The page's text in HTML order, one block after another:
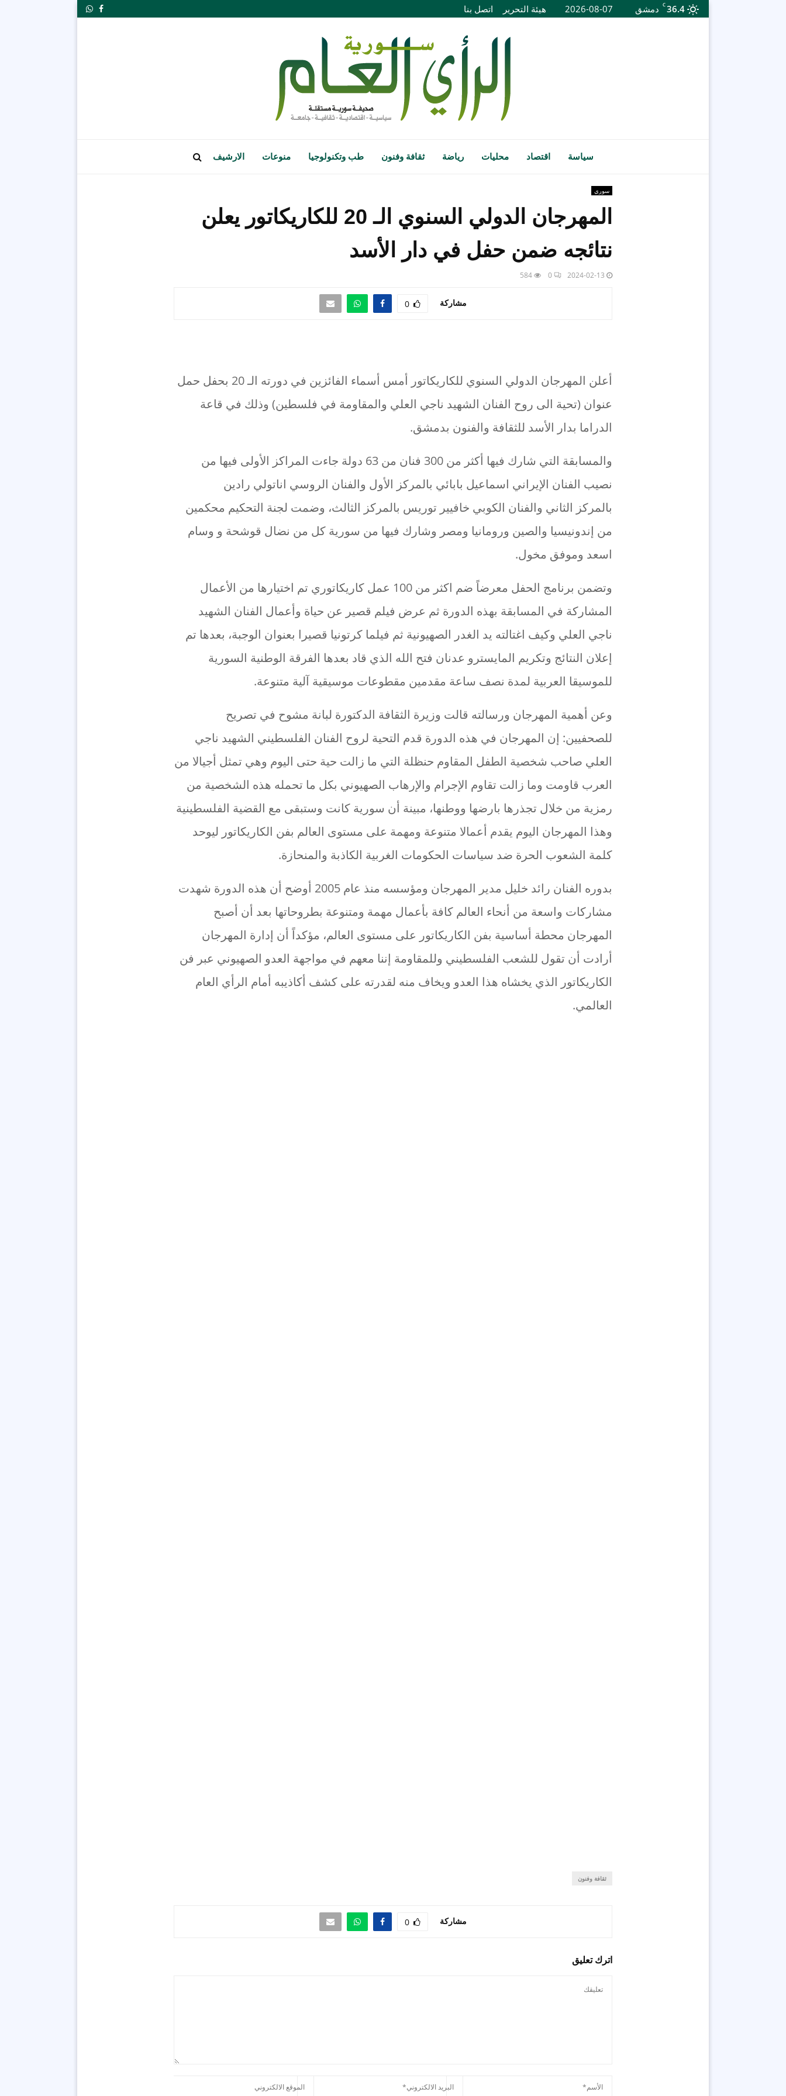
36.4
C دمشق 2026-08-07 هيئة التحرير اتصل بنا Facebook
Whatsapp
سياسة اقتصاد محليات رياضة ثقافة وفنون طب وتكنولوجيا منوعات الارشيف
سوري
المهرجان الدولي السنوي الـ 20 للكاريكاتور يعلن
نتائجه ضمن حفل في دار الأسد
2024-02-13
0
584
مشاركة 0
أعلن المهرجان الدولي السنوي للكاريكاتور أمس أسماء الفائزين في دورته الـ 20 بحفل حمل
عنوان (تحية الى روح الفنان الشهيد ناجي العلي والمقاومة في فلسطين) وذلك في قاعة
الدراما بدار الأسد للثقافة والفنون بدمشق.
والمسابقة التي شارك فيها أكثر من 300 فنان من 63 دولة جاءت المراكز الأولى فيها من
نصيب الفنان الإيراني اسماعيل بابائي بالمركز الأول والفنان الروسي اناتولي رادين
بالمركز الثاني والفنان الكوبي خافيير توريس بالمركز الثالث، وضمت لجنة التحكيم محكمين
من إندونيسيا والصين ورومانيا ومصر وشارك فيها من سورية كل من نضال قوشحة و وسام
اسعد وموفق مخول.
وتضمن برنامج الحفل معرضاً ضم اكثر من 100 عمل كاريكاتوري تم اختيارها من الأعمال
المشاركة في المسابقة بهذه الدورة ثم عرض فيلم قصير عن حياة وأعمال الفنان الشهيد
ناجي العلي وكيف اغتالته يد الغدر الصهيونية ثم فيلما كرتونيا قصيرا بعنوان الوجبة، بعدها تم
إعلان النتائج وتكريم المايسترو عدنان فتح الله الذي قاد بعدها الفرقة الوطنية السورية
للموسيقا العربية لمدة نصف ساعة مقدمين مقطوعات موسيقية آلية متنوعة.
وعن أهمية المهرجان ورسالته قالت وزيرة الثقافة الدكتورة لبانة مشوح في تصريح
للصحفيين: إن المهرجان في هذه الدورة قدم التحية لروح الفنان الفلسطيني الشهيد ناجي
العلي صاحب شخصية الطفل المقاوم حنظلة التي ما زالت حية حتى اليوم وهي تمثل أجيالا من
العرب قاومت وما زالت تقاوم الإجرام والإرهاب الصهيوني بكل ما تحمله هذه الشخصية من
رمزية من خلال تجذرها بارضها ووطنها، مبينة أن سورية كانت وستبقى مع القضية الفلسطينية
وهذا المهرجان اليوم يقدم أعمالا متنوعة ومهمة على مستوى العالم بفن الكاريكاتور ليوحد
كلمة الشعوب الحرة ضد سياسات الحكومات الغربية الكاذبة والمنحازة.
بدوره الفنان رائد خليل مدير المهرجان ومؤسسه منذ عام 2005 أوضح أن هذه الدورة شهدت
مشاركات واسعة من أنحاء العالم كافة بأعمال مهمة ومتنوعة بطروحاتها بعد أن أصبح
المهرجان محطة أساسية بفن الكاريكاتور على مستوى العالم، مؤكداً أن إدارة المهرجان
أرادت أن تقول للشعب الفلسطيني وللمقاومة إننا معهم في مواجهة العدو الصهيوني عبر فن
الكاريكاتور الذي يخشاه هذا العدو ويخاف منه لقدرته على كشف أكاذيبه أمام الرأي العام
العالمي.
ثقافة وفنون
مشاركة 0
اترك تعليق